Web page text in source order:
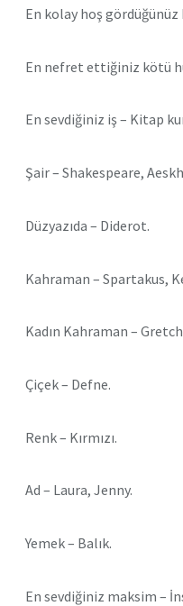
En kolay hoş
En nefret ettiğiniz kötü
En sevdiğiniz iş – Kitap
Şair – Shakespeare,
Düzyazıda – Diderot.
Kahraman – Spartakus,
Kadın Kahraman –
Çiçek – Defne.
Renk – Kırmızı.
Ad – Laura, Jenny.
Yemek – Balık.
En sevdiğiniz maksim –